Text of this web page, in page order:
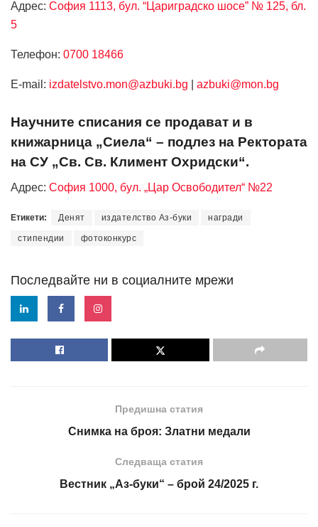
Адрес: София 1113, бул. “Цариградско шосе” № 125, бл.
5
Телефон: 0700 18466
Е-mail: izdatelstvo.mon@azbuki.bg azbuki@mon.bg
Научните списания се продават и в
книжарница „Сиела“ – подлез на Ректората
на СУ „Св. Св. Климент Охридски“.
Адрес: София 1000, бул. „Цар Освободител“ №22
Етикети: Денят издателство Аз-буки награди
стипендии фотоконкурс
Последвайте ни в социалните мрежи
Предишна статия
Снимка на броя: Златни медали
Следваща статия
Вестник „Аз-буки“ – брой 24/2025 г.